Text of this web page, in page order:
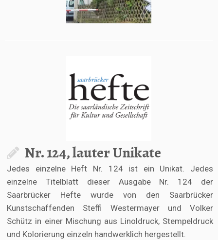
Nr. 124, lauter Unikate
Jedes einzelne Heft Nr. 124 ist ein Unikat. Jedes
einzelne Titelblatt dieser Ausgabe Nr. 124 der
Saarbrücker Hefte wurde von den Saarbrücker
Kunstschaffenden Steffi Westermayer und Volker
Schütz in einer Mischung aus Linoldruck, Stempeldruck
und Kolorierung einzeln handwerklich hergestellt.